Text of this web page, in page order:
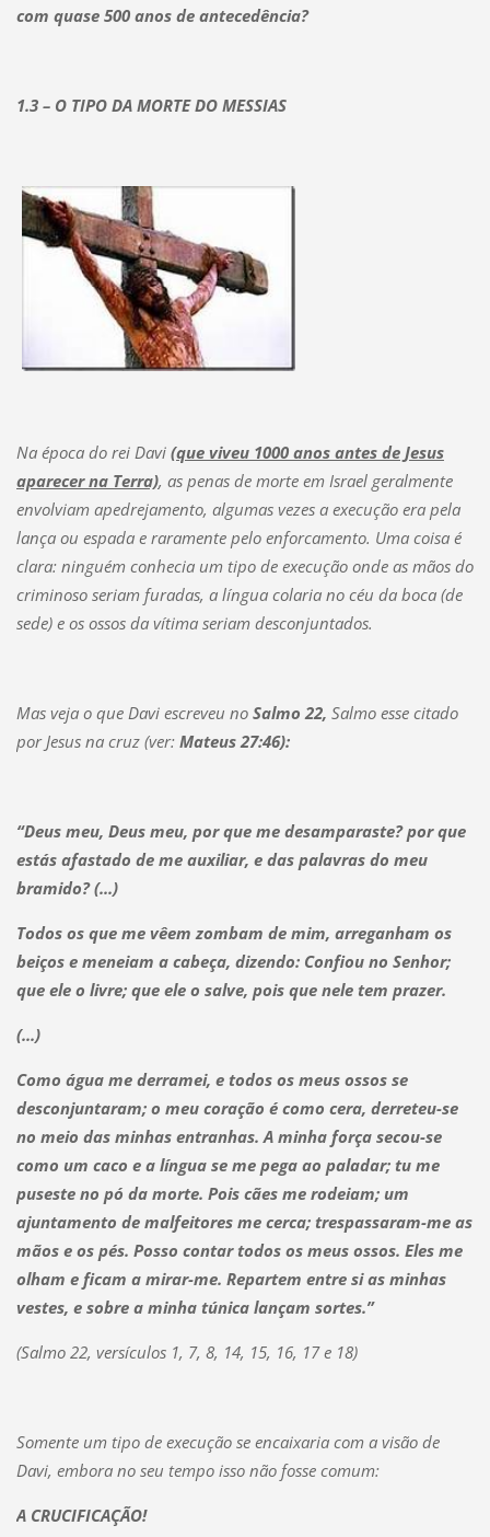
com quase 500 anos de antecedência?
1.3 – O TIPO DA MORTE DO MESSIAS
Na época do rei Davi (que viveu 1000 anos antes de Jesus
aparecer na Terra), as penas de morte em Israel geralmente
envolviam apedrejamento, algumas vezes a execução era pela
lança ou espada e raramente pelo enforcamento. Uma coisa é
clara: ninguém conhecia um tipo de execução onde as mãos do
criminoso seriam furadas, a língua colaria no céu da boca (de
sede) e os ossos da vítima seriam desconjuntados.
Mas veja o que Davi escreveu no Salmo 22, Salmo esse citado
por Jesus na cruz (ver: Mateus 27:46):
“Deus meu, Deus meu, por que me desamparaste? por que
estás afastado de me auxiliar, e das palavras do meu
bramido? (...)
Todos os que me vêem zombam de mim, arreganham os
beiços e meneiam a cabeça, dizendo: Confiou no Senhor;
que ele o livre; que ele o salve, pois que nele tem prazer.
(...)
Como água me derramei, e todos os meus ossos se
desconjuntaram; o meu coração é como cera, derreteu-se
no meio das minhas entranhas. A minha força secou-se
como um caco e a língua se me pega ao paladar; tu me
puseste no pó da morte. Pois cães me rodeiam; um
ajuntamento de malfeitores me cerca; trespassaram-me as
mãos e os pés. Posso contar todos os meus ossos. Eles me
olham e ficam a mirar-me. Repartem entre si as minhas
vestes, e sobre a minha túnica lançam sortes.”
(Salmo 22, versículos 1, 7, 8, 14, 15, 16, 17 e 18)
Somente um tipo de execução se encaixaria com a visão de
Davi, embora no seu tempo isso não fosse comum:
A CRUCIFICAÇÃO!